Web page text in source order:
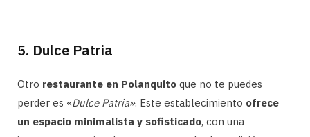
5. Dulce Patria
Otro restaurante en Polanquito que no te puedes
perder es «Dulce Patria». Este establecimiento ofrece
un espacio minimalista y sofisticado, con una